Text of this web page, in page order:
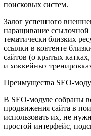
поисковых систем.
Залог успешного
наращивание ссылочной
тематически близких
ссылки в контенте
сайтов (о крытых
и хоккейных
Преимущества SEO-
В SEO-модуле собраны
продвижения сайта в
использовать их, не
простой интерфейс,